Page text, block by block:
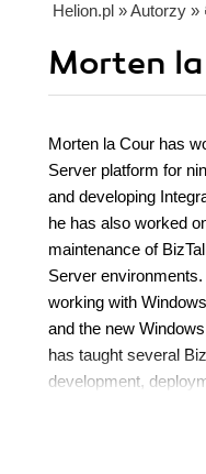
Helion.pl » Autorzy »
Morten
Morten la Cour has
Server platform for
and developing
he has also worked
maintenance of
Server environments. Starting in 2011, he is also
working with
and the new Windows
has taught several
development,
Besides working